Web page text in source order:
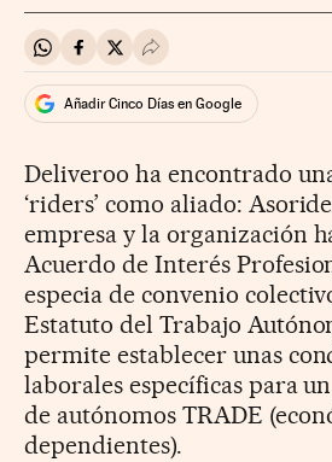
Compartir en Whatsapp
Compartir en Facebook
Compartir en Twitter
Desplegar Redes
Añadir Cinco Días en Google
Deliveroo ha encontrado
‘riders’ como aliado:
empresa y la organización
Acuerdo de Interés
especia de convenio
Estatuto del Trabajo
permite establecer unas
laborales específicas para
de autónomos TRADE
dependientes).